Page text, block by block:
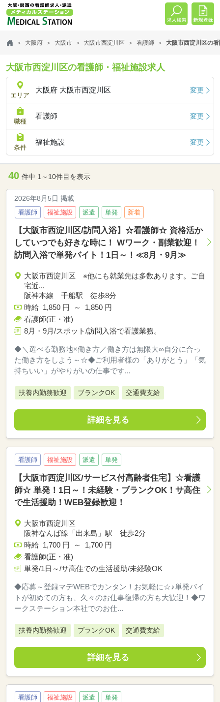
大阪府 大阪市 大阪市西淀川区 看護師 大阪市西淀川区の
大阪市西淀川区の看護師・福祉施設求人
エリア
大阪府 大阪市西淀川区 変更
職種
看護師 変更
条件
福祉施設 変更
40 件中 1～10件目を表示
2026年8月5日 掲載
看護師 福祉施設 派遣 単発 新着
【大阪市西淀川区/訪問入浴】☆看護師☆ 資格活か
していつでも好きな時に！ Wワーク・副業歓迎！
訪問入浴で単発バイト！1日～！≪8月・9月≫
大阪市西淀川区 ※他にも就業先は多数あります。ご自
宅近...
阪神本線 千船駅 徒歩8分
時給 1,850 円 ～ 1,850 円
看護師(正・准)
8月・9月/スポット/訪問入浴で看護業務。
◆＼選べる勤務地×働き方／働き方は無限大∞自分に合っ
た働き方をしよう～☆◆ご利用者様の「ありがとう」「気
持ちいい」がやりがいの仕事です...
扶養内勤務歓迎 ブランクOK 交通費支給
詳細を見る
看護師 福祉施設 派遣 単発
【大阪市西淀川区/サービス付高齢者住宅】☆看護
師☆ 単発！1日～！未経験・ブランクOK！サ高住
で生活援助！WEB登録歓迎！
大阪市西淀川区
阪神なんば線「出来島」駅 徒歩2分
時給 1,700 円 ～ 1,700 円
看護師(正・准)
単発/1日～/サ高住での生活援助/未経験OK
◆応募～登録マデWEBでカンタン！お気軽に☆♪単発バイ
トが初めての方も、久々のお仕事復帰の方も大歓迎！◆ワ
ークステーション本社でのお仕...
扶養内勤務歓迎 ブランクOK 交通費支給
詳細を見る
看護師 福祉施設 派遣 単発